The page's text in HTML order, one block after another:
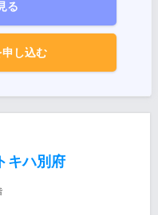
る
し込む
キハ別府